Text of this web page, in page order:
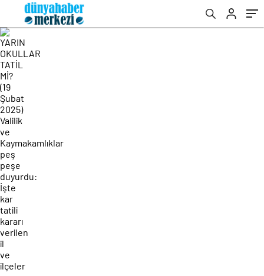
İşte kar tatili kararı verilen il ve ilçeler